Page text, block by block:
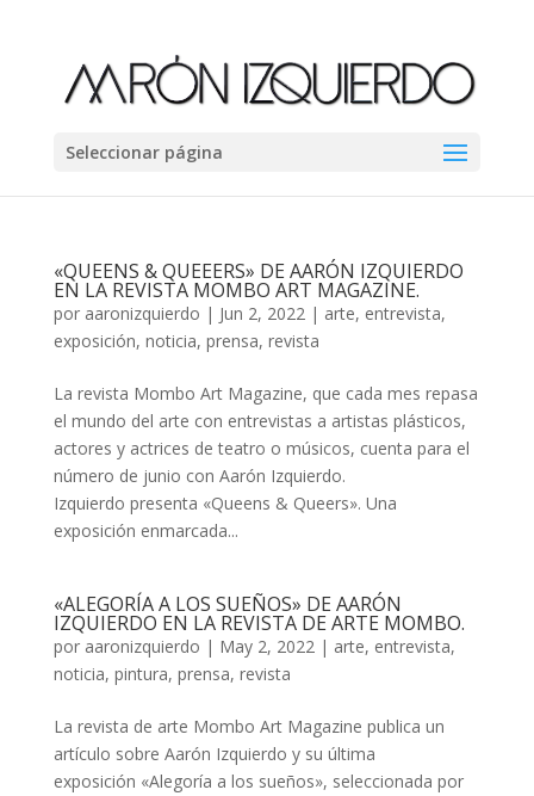
Seleccionar página
«QUEENS & QUEEERS» DE AARÓN IZQUIERDO
EN LA REVISTA MOMBO ART MAGAZINE.
por aaronizquierdo | Jun 2, 2022| arte, entrevista,
exposición, noticia, prensa, revista
La revista Mombo Art Magazine, que cada mes repasa
el mundo del arte con entrevistas a artistas plásticos,
actores y actrices de teatro o músicos, cuenta para el
número de junio con Aarón Izquierdo.
Izquierdo presenta «Queens & Queers». Una
exposición enmarcada...
«ALEGORÍA A LOS SUEÑOS» DE AARÓN
IZQUIERDO EN LA REVISTA DE ARTE MOMBO.
por aaronizquierdo | May 2, 2022| arte, entrevista,
noticia, pintura, prensa, revista
La revista de arte Mombo Art Magazine publica un
artículo sobre Aarón Izquierdo y su última
exposición «Alegoría a los sueños», seleccionada por